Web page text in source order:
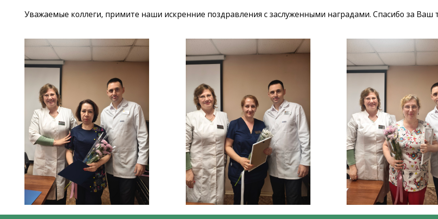
Уважаемые коллеги, примите наши искренние поздравления с заслуженными наградами. Спасибо за Ваш